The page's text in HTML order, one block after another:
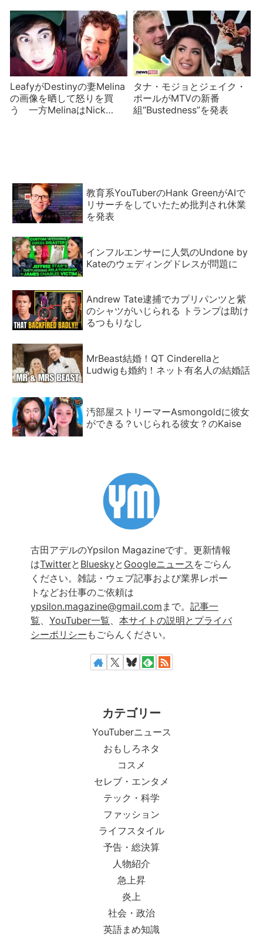
か
LeafyがDestinyの妻Melina
の画像を晒して怒りを買
う 一方MelinaはNick
タナ・モジョとジェイク・
ポールがMTVの新番
組“Bustedness”を発表
教育系YouTuberのHank GreenがAIで
リサーチをしていたため批判され休業
を発表
インフルエンサーに人気のUndone by
Kateのウェディングドレスが問題に
Andrew Tate逮捕でカプリパンツと紫
のシャツがいじられる トランプは助け
るつもりなし
MrBeast結婚！QT Cinderellaと
Ludwigも婚約！ネット有名人の結婚話
汚部屋ストリーマーAsmongoldに彼女
ができる？いじられる彼女？のKaise
古田アデルのYpsilon Magazineです。更新情報
はTwitterと Blueskyと Googleニュース をごらん
ください。雑誌・ウェブ記事および業界レポー
トなどお仕事のご依頼は
ypsilon.magazine@gmail.com まで。 記事一
覧
YouTuber一覧
本サイトの説明とプライバ
シーポリシー もごらんください。
カテゴリー
YouTuberニュース
おもしろネタ
コスメ
セレブ・エンタメ
テック・科学
ファッション
ライフスタイル
予告・総決算
人物紹介
急上昇
炎上
社会・政治
英語まめ知識